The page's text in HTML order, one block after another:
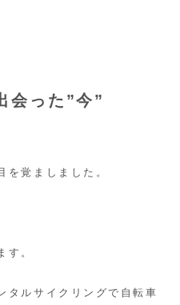
会った”今”
を覚ましました。
す。
タルサイクリングで自転車